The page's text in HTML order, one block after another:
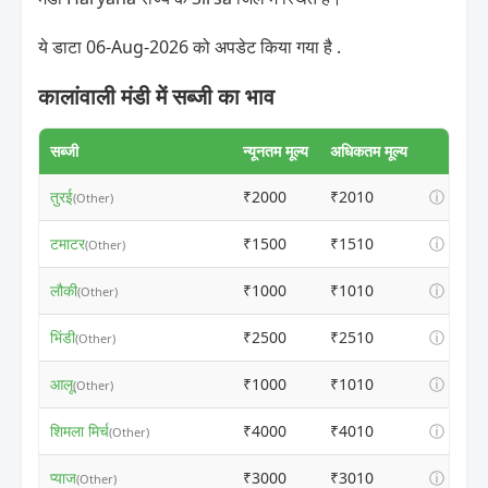
ये डाटा 06-Aug-2026 को अपडेट किया गया है .
कालांवाली मंडी में सब्जी का भाव
सब्जी न्यूनतम मूल्य अधिकतम मूल्य
तुरई(Other) ₹2000 ₹2010 ⓘ
टमाटर(Other) ₹1500 ₹1510 ⓘ
लौकी(Other) ₹1000 ₹1010 ⓘ
भिंडी(Other) ₹2500 ₹2510 ⓘ
आलू(Other) ₹1000 ₹1010 ⓘ
शिमला मिर्च(Other) ₹4000 ₹4010 ⓘ
प्याज(Other) ₹3000 ₹3010 ⓘ